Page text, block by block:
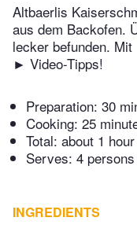
Altbaerlis
aus dem Backofen.
lecker befunden.
► Video-Tipps!
Preparation: 30
Cooking: 25
Total: about 1 hour
Serves: 4 persons
INGREDIENTS